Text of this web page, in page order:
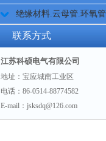
绝缘材料.云母管.环氧管
联系方式
江苏科硕电气有限公司
地址：宝应城南工业区
电话：86-0514-88774582
E-mail：jsksdq@126.com